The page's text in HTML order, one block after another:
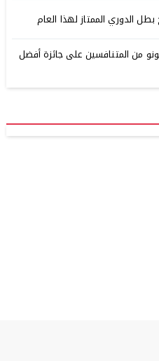
الدوري الممتاز لهذا العام
من المتنافسين على جائزة أفضل